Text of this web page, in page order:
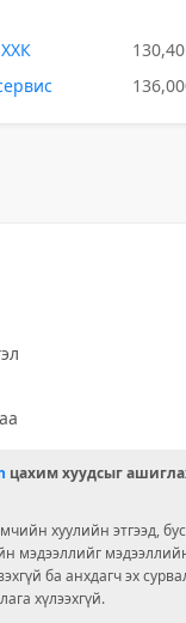
цахим хуудсыг
хуулийн этгээд,
мэдээллийг
ба анхдагч эх
хүлээхгүй.